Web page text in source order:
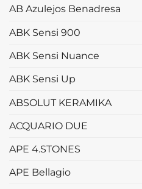
AB Azulejos Benadresa
ABK Sensi 900
ABK Sensi Nuance
ABK Sensi Up
ABSOLUT KERAMIKA
ACQUARIO DUE
APE 4.STONES
APE Bellagio